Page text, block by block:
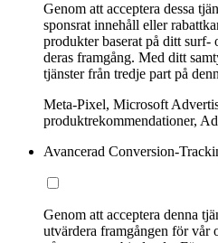
Genom att acceptera dessa
sponsrat innehåll eller
produkter baserat på ditt surf-
deras framgång. Med ditt
tjänster från tredje part på
Meta-Pixel, Microsoft
produktrekommendationer,
Avancerad Conversion-
Genom att acceptera denna
utvärdera framgången för vår